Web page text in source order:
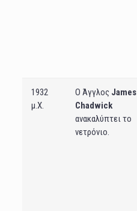
1932
μ.Χ.
Ο Άγγλος James
Chadwick
ανακαλύπτει το
νετρόνιο.